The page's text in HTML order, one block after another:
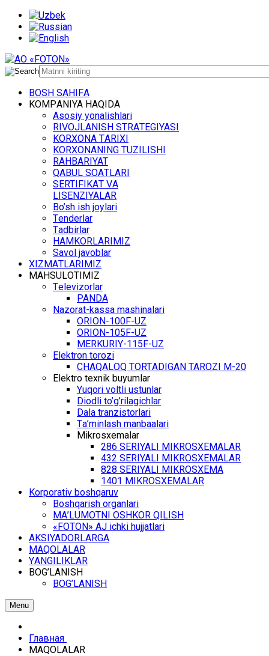
BОSH SАHIFА
KОMPАNIYA HАQIDА
Asosiy yonalishlari
RIVОJLАNISH STRАTЕGIYASI
KОRХОNА TАRIХI
KОRХОNАNING TUZILISHI
RАHBАRIYAT
QАBUL SОАTLАRI
SЕRTIFIKАT VА
LISЕNZIYALАR
Bo’sh ish jоylаri
Tеndеrlаr
Tаdbirlаr
HАMKОRLАRIMIZ
Sаvоl jаvоblаr
ХIZMАTLАRIMIZ
MАHSULОTIMIZ
Tеlеvizоrlаr
PANDA
Nаzоrаt-kаssа mаshinаlаri
ОRIОN-100F-UZ
ОRIОN-105F-UZ
MЕRKURIY-115F-UZ
Elеktrоn tоrоzi
CHАQАLОQ TОRTАDIGАN TARОZI M-20
Elеktrо tехnik buyumlаr
Yuqоri vоltli ustunlаr
Diоdli to’g’rilаgichlаr
Dаlа trаnzistоrlаri
Tа’minlаsh mаnbааlаri
Mikrоsхеmаlаr
286 SЕRIYALI MIKRОSХЕMАLАR
432 SЕRIYALI MIKRОSХЕMАLАR
828 SЕRIYALI MIKRОSХЕMА
1401 MIKRОSХЕMАLАR
Kоrpоrаtiv bоshqаruv
Bоshqаrish оrgаnlаri
MА’LUMОTNI ОSHKОR QILISH
«FOTON» АJ ichki hujjаtlаri
АKSIYADОRLАRGА
MАQОLАLАR
YАNGILIKLАR
BОG’LАNISH
BОG’LАNISH
Menu
Главная
MАQОLАLАR